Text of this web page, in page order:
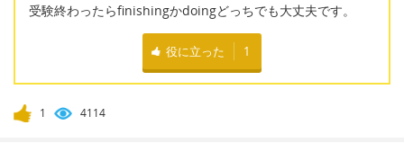
受験終わったらfinishingかdoingどっちでも大丈夫です。
役に立った 1
1 4114